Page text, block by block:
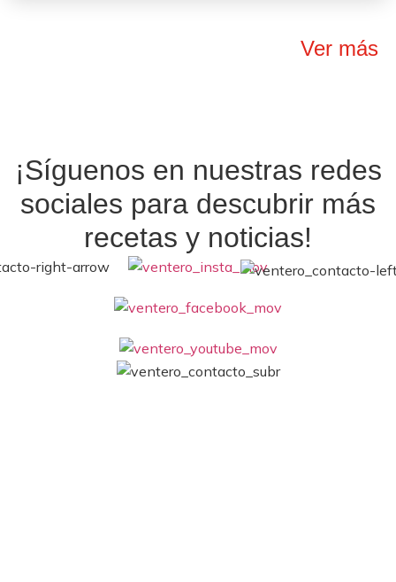
Ver más
¡Síguenos en nuestras redes
sociales para descubrir más
recetas y noticias!